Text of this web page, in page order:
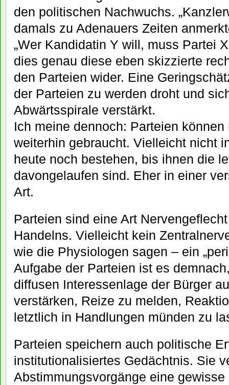
den politischen Nachwuchs.
damals zu Adenauers Zeiten
„Wer Kandidatin Y will, muss Partei
dies genau diese eben skizzierte
den Parteien wider. Eine
der Parteien zu werden droht und
Abwärtsspirale verstärkt.
Ich meine dennoch: Parteien können
weiterhin gebraucht. Vielleicht nicht
heute noch bestehen, bis ihnen die
davongelaufen sind. Eher in einer
Art.
Parteien sind eine Art
Handelns. Vielleicht kein
wie die Physiologen sagen – ein
Aufgabe der Parteien ist es
diffusen Interessenlage der Bürger
verstärken, Reize zu melden,
letztlich in Handlungen münden zu
Parteien speichern auch politische
institutionalisiertes Gedächtnis. Sie
Abstimmungsvorgänge eine